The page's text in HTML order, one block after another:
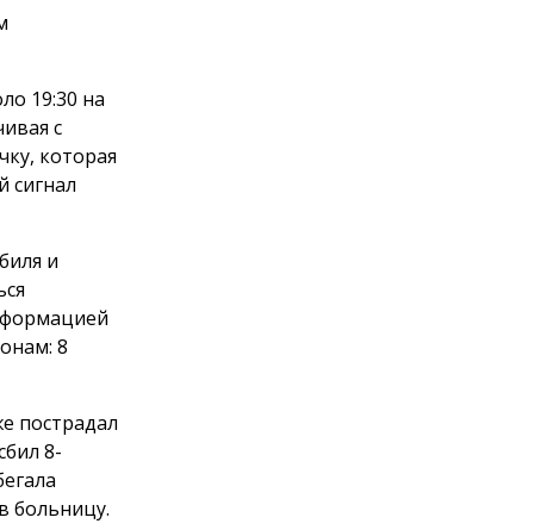
19:30 на
с
которая
сигнал
и
8
пострадал
8-
больницу.